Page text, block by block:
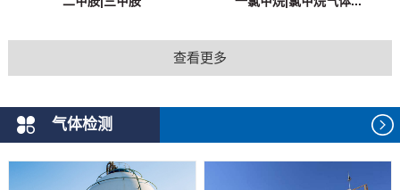
查看更多
气体检测